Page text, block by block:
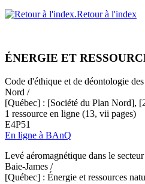
Retour à l'index
ÉNERGIE ET
Code d'éthique et de déontologie
Nord /
[Québec] : [Société du Plan Nord],
1 ressource en ligne (13, vii pages)
E4P51
En ligne à BAnQ
Levé aéromagnétique dans le
Baie-James /
[Québec] : Énergie et ressources